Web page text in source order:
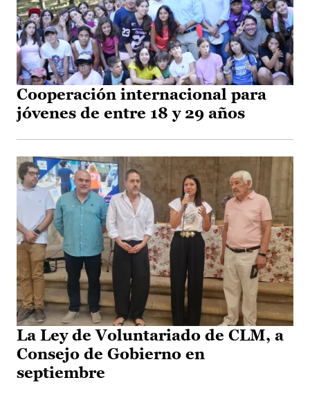
Cooperación internacional para
jóvenes de entre 18 y 29 años
La Ley de Voluntariado de CLM, a
Consejo de Gobierno en
septiembre